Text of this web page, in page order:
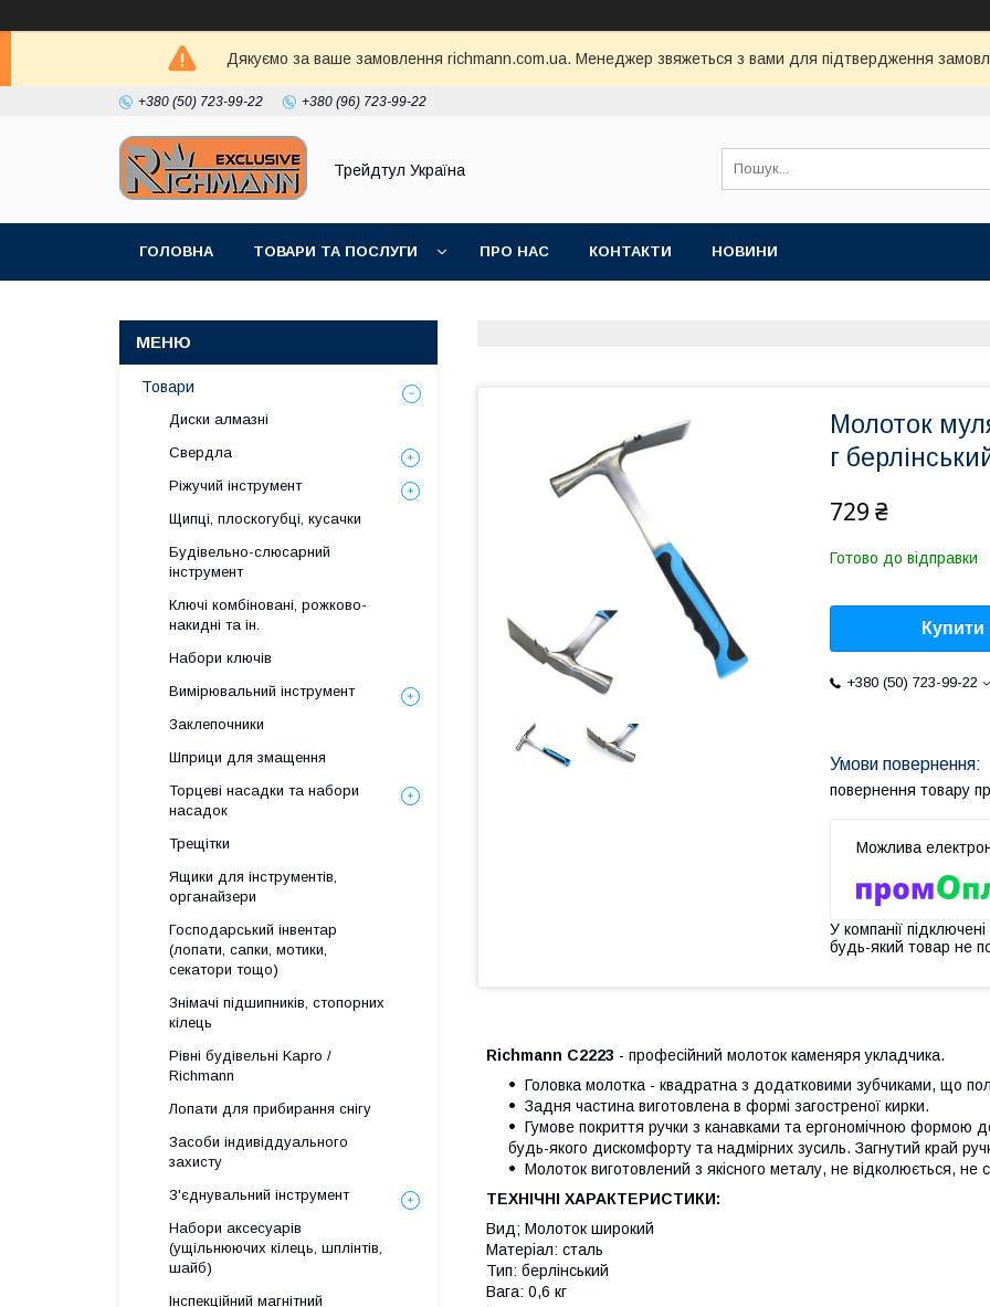
Дякуємо за ваше замовлення richmann.com.ua. Менеджер звяжеться з вами для підтвердження
+380 (50) 723-99-22 +380 (96) 723-99-22
Трейдтул Україна
ГОЛОВНА ТОВАРИ ТА ПОСЛУГИ ПРО НАС КОНТАКТИ НОВИНИ
Молоток
г
729 ₴
Готово до відправки
Купити
+380 (50) 723-99-22
повернення товару
У компанії
будь-який товар не
Richmann C2223 - професійний молоток каменяря укладчика.
Головка молотка - квадратна з додатковими зубчиками, що
Задня частина виготовлена в формі загостреної кирки.
Гумове покриття ручки з канавками та ергономічною формою
будь-якого дискомфорту та надмірних зусиль. Загнутий край
Молоток виготовлений з якісного металу, не відколюється, не
ТЕХНІЧНІ ХАРАКТЕРИСТИКИ:
Вид; Молоток широкий
Матеріал: сталь
Тип: берлінський
Вага: 0,6 кг
Товари
Диски алмазні
Свердла
Ріжучий інструмент
Щипці, плоскогубці, кусачки
Будівельно-слюсарний
інструмент
Ключі комбіновані, рожково-
накидні та ін.
Набори ключів
Вимірювальний інструмент
Заклепочники
Шприци для змащення
Торцеві насадки та набори
насадок
Трещітки
Ящики для інструментів,
органайзери
Господарський інвентар
(лопати, сапки, мотики,
секатори тощо)
Знімачі підшипників, стопорних
кілець
Рівні будівельні Kapro /
Richmann
Лопати для прибирання снігу
Засоби індивіддуального
захисту
З'єднувальний інструмент
Набори аксесуарів
(ущільнюючих кілець, шплінтів,
шайб)
Інспекційний магнітний